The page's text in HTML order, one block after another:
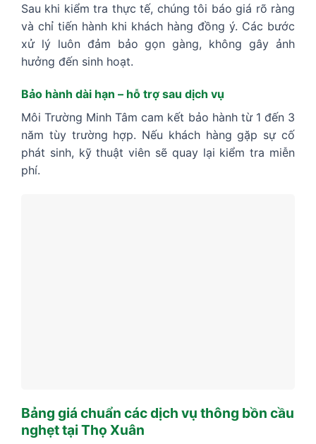
Sau khi kiểm tra thực tế, chúng tôi báo giá rõ ràng
và chỉ tiến hành khi khách hàng đồng ý. Các bước
xử lý luôn đảm bảo gọn gàng, không gây ảnh
hưởng đến sinh hoạt.
Bảo hành dài hạn – hỗ trợ sau dịch vụ
Môi Trường Minh Tâm cam kết bảo hành từ 1 đến 3
năm tùy trường hợp. Nếu khách hàng gặp sự cố
phát sinh, kỹ thuật viên sẽ quay lại kiểm tra miễn
phí.
Bảng giá chuẩn các dịch vụ thông bồn cầu
nghẹt tại Thọ Xuân